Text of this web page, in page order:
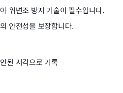
위변조 방지 기술이 필수입니다.
안전성을 보장합니다.
된 시각으로 기록